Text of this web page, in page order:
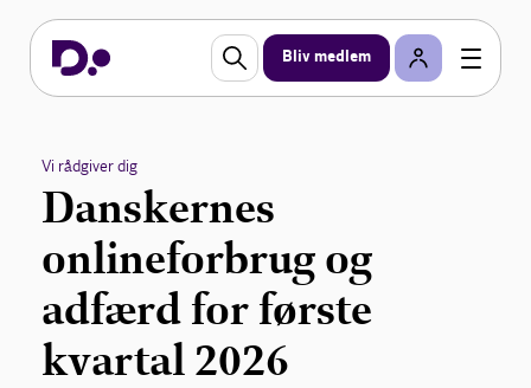
Bliv medlem
Vi rådgiver dig
Danskernes
onlineforbrug og
adfærd for første
kvartal 2026